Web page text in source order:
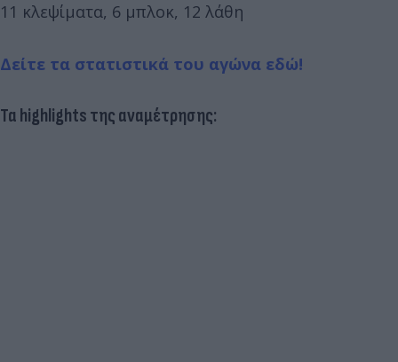
11 κλεψίματα, 6 μπλοκ, 12 λάθη
Δείτε τα στατιστικά του αγώνα εδώ!
Τα highlights της αναμέτρησης: